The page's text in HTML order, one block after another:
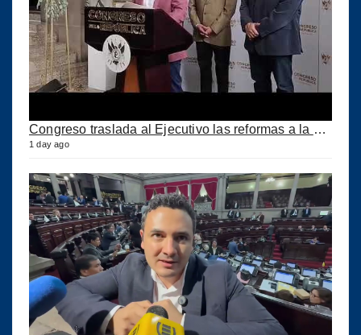
Congreso traslada al Ejecutivo las reformas a la Ley del IUSI tras firma del Decreto 18-2026
1 day ago